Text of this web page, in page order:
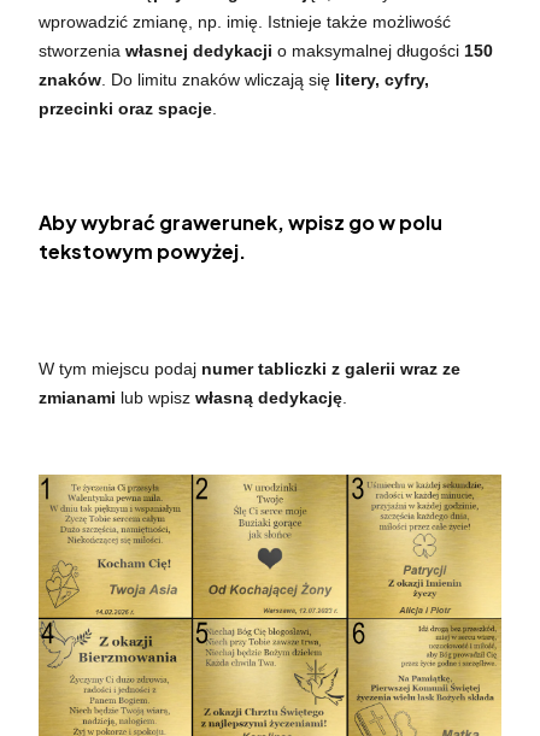
wprowadzić zmianę, np. imię. Istnieje także możliwość
stworzenia własnej dedykacji o maksymalnej długości 150
znaków . Do limitu znaków wliczają się litery, cyfry,
przecinki oraz spacje
Aby wybrać grawerunek, wpisz go w polu
tekstowym powyżej.
W tym miejscu podaj numer tabliczki z galerii wraz ze
zmianami lub wpisz własną dedykację